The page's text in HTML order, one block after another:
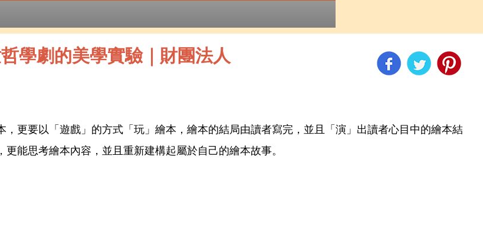
學劇的美學實驗｜財團法人
更要以「遊戲」的方式「玩」繪本，繪本的結局由讀者寫完，並且「演」出讀者心目中的繪本結
能思考繪本內容，並且重新建構起屬於自己的繪本故事。